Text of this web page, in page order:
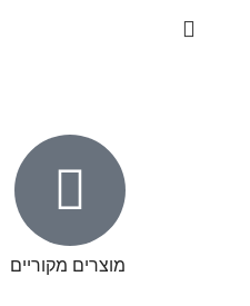
מוצרים מקוריים